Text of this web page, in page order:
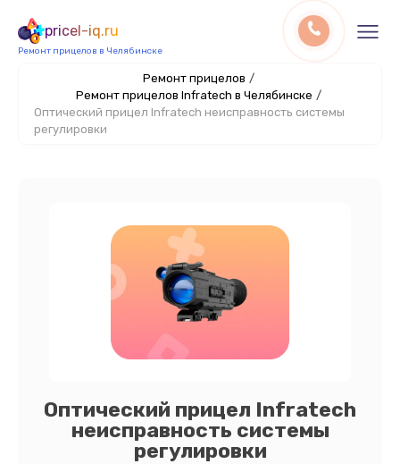
pricel-iq.ru
Ремонт прицелов в Челябинске
Ремонт прицелов /
Ремонт прицелов Infratech в Челябинске /
Оптический прицел Infratech неисправность системы
регулировки
Оптический прицел Infratech
неисправность системы
регулировки